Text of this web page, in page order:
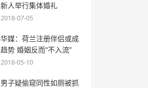
新人举行集体婚礼
2018-07-05
华媒：荷兰注册伴侣或成
趋势 婚姻反而“不入流”
2018-05-10
男子疑偷窥同性如厕被抓